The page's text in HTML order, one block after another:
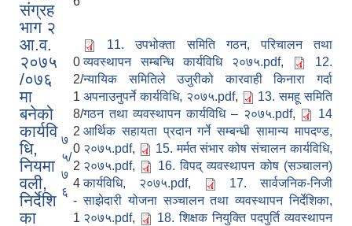
संग्रह
भाग २
आ.व.
२०७५
/०७६
मा
बनेको
कार्यवि
धि,
नियमा
वली,
निर्देशि
का
७
५/
७
६
0
2/
1
8/
2
0
2
4
-
1
11. उपभोक्ता समिति गठन, परिचालन तथा
व्यवस्थापन सम्बन्धि कार्यविधि २०७५.pdf,
12.
न्यायिक समितिले उजुरीको कारवाही किनारा गर्दा
अपनाउनुपर्ने कार्यविधि, २०७५.pdf,
13. समहू समिति
गठन तथा व्यवस्थापन कार्यविधि – २०७५.pdf,
14
आर्थिक सहायता प्रदान गर्ने सम्बन्धी सामान्य मापदण्ड,
२०७५.pdf,
15. मर्मत संभार कोष संचालन कार्यविधि,
२०७५.pdf,
16. विपद् व्यवस्थापन कोष (सञ्चालन)
कार्यविधि, २०७५.pdf,
17. सार्वजनिक-निजी
साझेदारी योजना सञ्चालन तथा व्यवस्थापन निर्देशिका,
२०७५.pdf,
18. शिक्षक नियुक्ति पदपुर्ति व्यवस्थापन